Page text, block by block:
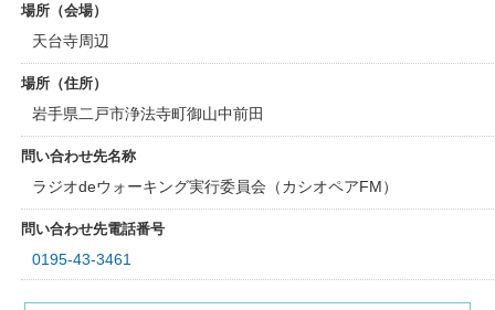
場所（会場）
天台寺周辺
場所（住所）
岩手県二戸市浄法寺町御山中前田
問い合わせ先名称
ラジオdeウォーキング実行委員会（カシオペアFM）
問い合わせ先電話番号
0195-43-3461